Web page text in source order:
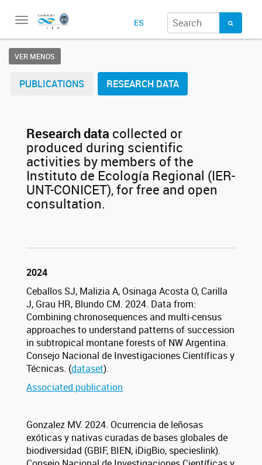
Toggle
ES
VER MENOS
PUBLICATIONS RESEARCH DATA
Research data collected or
produced during scientific
activities by members of the
Instituto de Ecología Regional (IER-
UNT-CONICET), for free and open
consultation.
2024
Ceballos SJ, Malizia A, Osinaga Acosta O, Carilla
J, Grau HR, Blundo CM. 2024. Data from:
Combining chronosequences and multi-census
approaches to understand patterns of succession
in subtropical montane forests of NW Argentina.
Consejo Nacional de Investigaciones Científicas y
Técnicas. (dataset).
Associated publication
Gonzalez MV. 2024. Ocurrencia de leñosas
exóticas y nativas curadas de bases globales de
biodiversidad (GBIF, BIEN, iDigBio, specieslink).